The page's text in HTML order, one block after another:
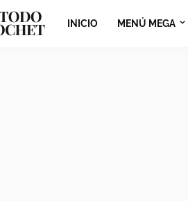
INICIO MENÚ MEGA